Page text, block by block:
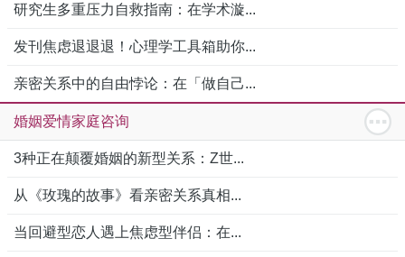
研究生多重压力自救指南：在学术漩...
发刊焦虑退退退！心理学工具箱助你...
亲密关系中的自由悖论：在「做自己...
婚姻爱情家庭咨询
3种正在颠覆婚姻的新型关系：Z世...
从《玫瑰的故事》看亲密关系真相...
当回避型恋人遇上焦虑型伴侣：在...